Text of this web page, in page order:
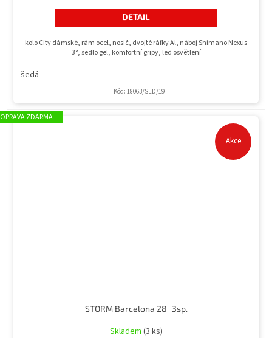
DETAIL
kolo City dámské, rám ocel, nosič, dvojté ráfky Al, náboj Shimano Nexus
3°, sedlo gel, komfortní gripy, led osvětlení
šedá
Kód: 18063/SED/19
Akce
ZDARMA
STORM Barcelona 28" 3sp.
Skladem (3 ks)